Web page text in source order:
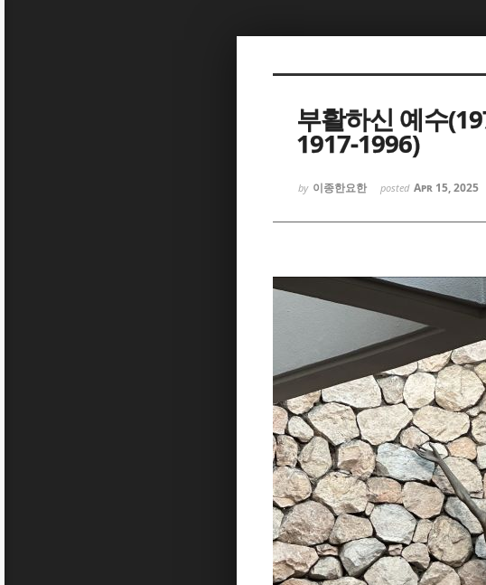
부활하신 예수
1917-1996)
by 이종한요한 posted Apr 15, 2025
Sketchbook5, 스
Sketchbook5, 스
Sketchbook5, 스
Sketchbook5, 스